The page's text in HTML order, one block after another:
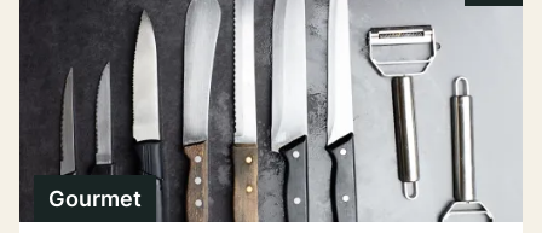
Gourmet